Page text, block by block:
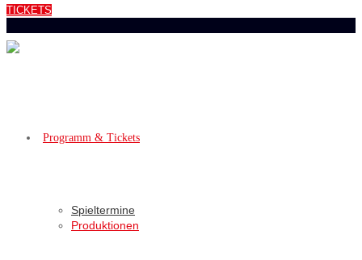
TICKETS
Programm & Tickets
Spieltermine
Produktionen